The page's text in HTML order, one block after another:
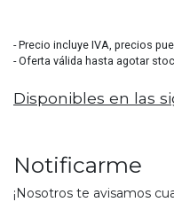
- Precio incluye IVA, precios
- Oferta válida hasta agotar
Disponibles en las
Notificarme
¡Nosotros te avisamos